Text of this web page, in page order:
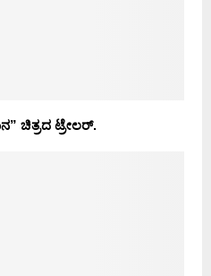
ಚಿತ್ರದ ಟ್ರೇಲರ್.